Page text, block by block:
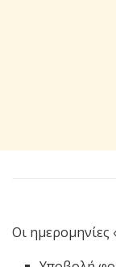
Οι ημερομηνίες